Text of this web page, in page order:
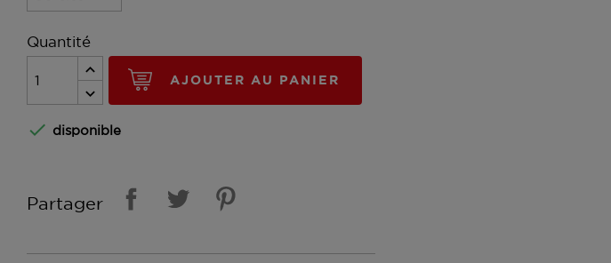
Quantité
AJOUTER AU PANIER
 disponible
Partager